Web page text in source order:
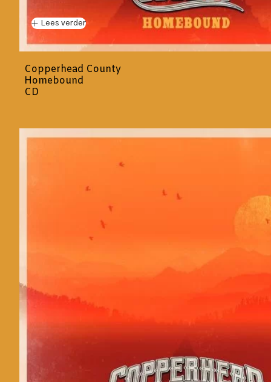
Lees verder
Copperhead County
Homebound
CD